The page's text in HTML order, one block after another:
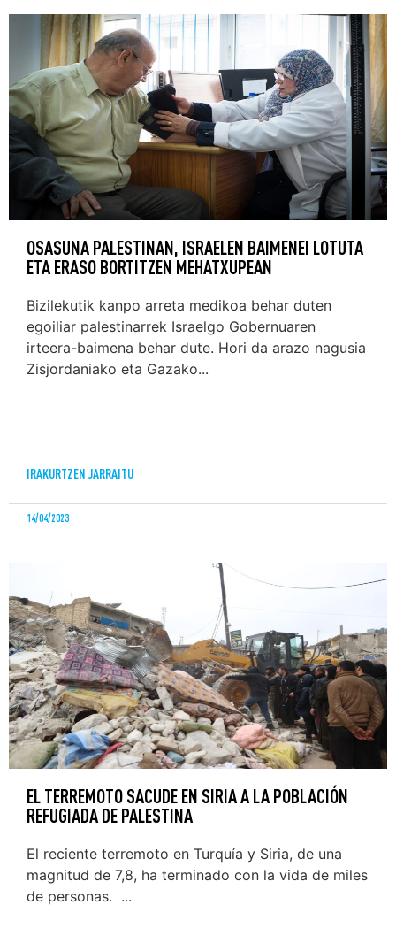
OSASUNA PALESTINAN, ISRAELEN BAIMENEI LOTUTA
ETA ERASO BORTITZEN MEHATXUPEAN
Bizilekutik kanpo arreta medikoa behar duten
egoiliar palestinarrek Israelgo Gobernuaren
irteera-baimena behar dute. Hori da arazo nagusia
Zisjordaniako eta Gazako...
IRAKURTZEN JARRAITU
14/04/2023
EL TERREMOTO SACUDE EN SIRIA A LA POBLACIÓN
REFUGIADA DE PALESTINA
El reciente terremoto en Turquía y Siria, de una
magnitud de 7,8, ha terminado con la vida de miles
de personas. ...